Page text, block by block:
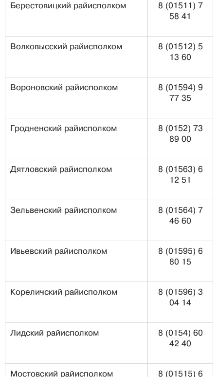
Берестовицкий райисполком
8 (01511) 7
58 41
Волковысский райисполком
8 (01512) 5
13 60
Вороновский райисполком
8 (01594) 9
77 35
Гродненский райисполком
8 (0152) 73
89 00
Дятловский райисполком
8 (01563) 6
12 51
Зельвенский райисполком
8 (01564) 7
46 60
Ивьевский райисполком
8 (01595) 6
80 15
Кореличский райисполком
8 (01596) 3
04 14
Лидский райисполком
8 (0154) 60
42 40
Мостовский райисполком
8 (01515) 6